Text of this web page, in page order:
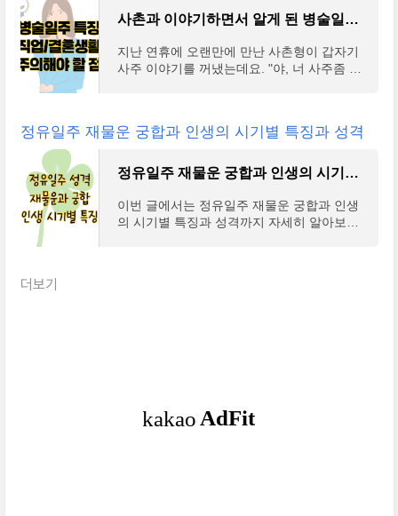
사촌과 이야기하면서 알게 된 병술일주 직업과 결혼생활 특징은?
지난 연휴에 오랜만에 만난 사촌형이 갑자기
사주 이야기를 꺼냈는데요. "야, 너 사주좀 볼
정유일주 재물운 궁합과 인생의 시기별 특징과 성격
정유일주 재물운 궁합과 인생의 시기별 특징과 성격
이번 글에서는 정유일주 재물운 궁합과 인생
의 시기별 특징과 성격까지 자세히 알아보도
더보기